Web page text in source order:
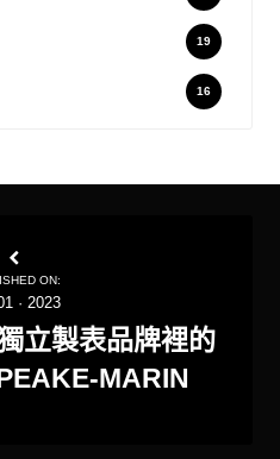
19
16
ON:
· 2023
立製表品牌裡的
MARIN